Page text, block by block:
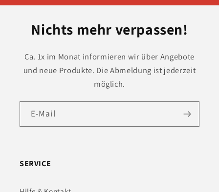
Nichts mehr verpassen!
Ca. 1x im Monat informieren wir über Angebote
und neue Produkte. Die Abmeldung ist jederzeit
möglich.
E-Mail
SERVICE